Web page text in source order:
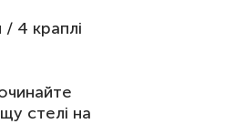
4 краплі
стелі на